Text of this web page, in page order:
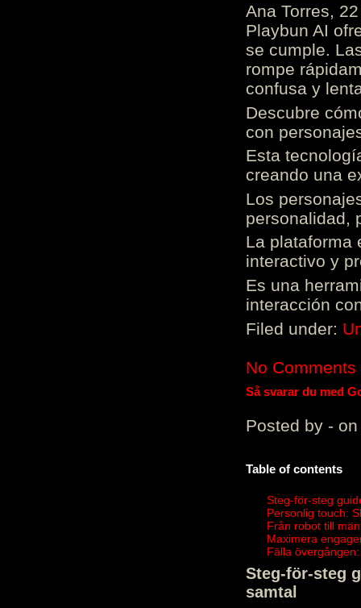
Ana Torres,
Playbun AI
se cumple.
rompe
confusa y
Descubre
con
Esta
creando una
Los
personalidad,
La plataforma
interactivo y
Es una
interacción
Filed under:
No Comments
Så svarar du med
Posted by - on
Table of contents
Steg-för-steg
Personlig touch:
Från robot till
Maximera
Fälla
Steg-för-steg
samtal